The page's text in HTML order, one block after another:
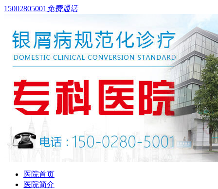
15002805001 免费通话
医院首页
医院简介